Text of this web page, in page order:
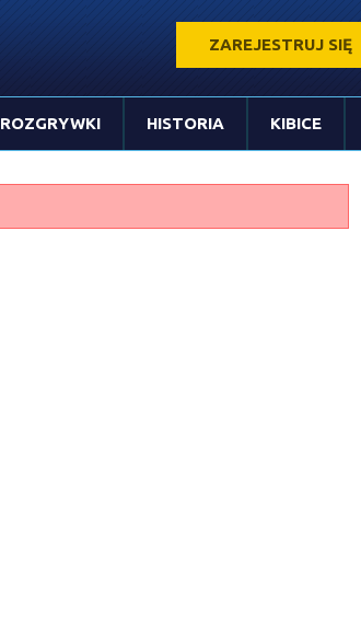
ZAREJESTRUJ SIĘ
ROZGRYWKI HISTORIA KIBICE